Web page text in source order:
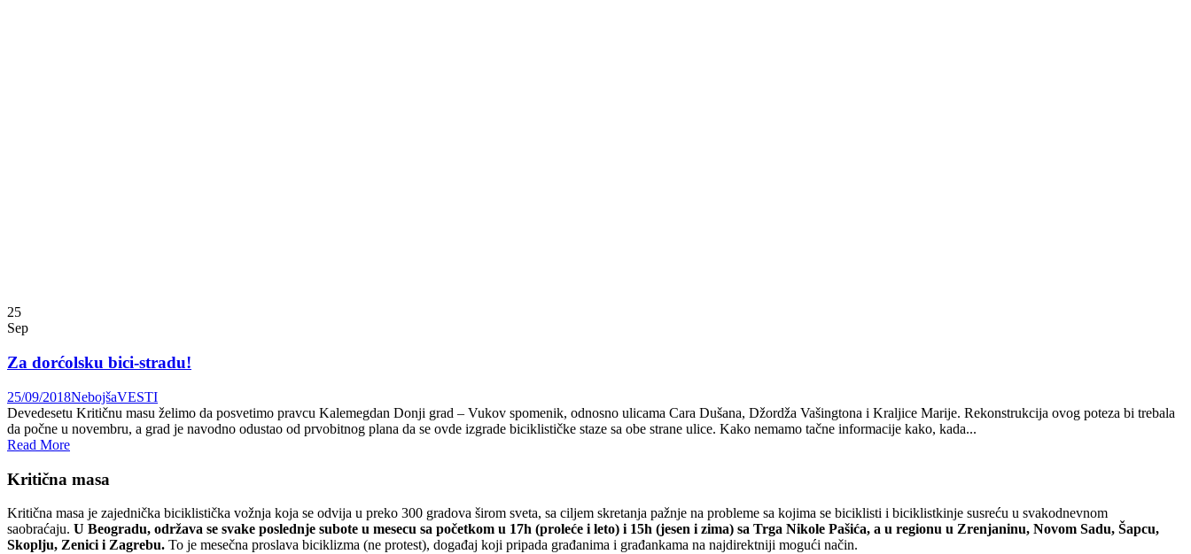
25
Sep
Za dorćolsku bici-stradu!
25/09/2018NebojšaVESTI
Devedesetu Kritičnu masu želimo da posvetimo pravcu Kalemegdan Donji grad – Vukov spomenik, odnosno ulicama Cara Dušana, Džordža Vašingtona i Kraljice Marije. Rekonstrukcija ovog poteza bi trebala
da počne u novembru, a grad je navodno odustao od prvobitnog plana da se ovde izgrade biciklističke staze sa obe strane ulice. Kako nemamo tačne informacije kako, kada...
Read More
Kritična masa
Kritična masa je zajednička biciklistička vožnja koja se odvija u preko 300 gradova širom sveta, sa ciljem skretanja pažnje na probleme sa kojima se biciklisti i biciklistkinje susreću u svakodnevnom
saobraćaju. U Beogradu, održava se svake poslednje subote u mesecu sa početkom u 17h (proleće i leto) i 15h (jesen i zima) sa Trga Nikole Pašića, a u regionu u Zrenjaninu, Novom Sadu, Šapcu,
Skoplju, Zenici i Zagrebu. To je mesečna proslava biciklizma (ne protest), događaj koji pripada građanima i građankama na najdirektniji mogući način.